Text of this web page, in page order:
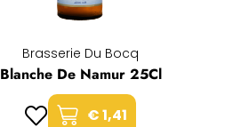
Brasserie Du Bocq
Blanche De Namur 25Cl
€ 1,41